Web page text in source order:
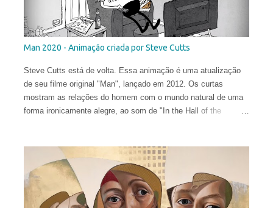
Man 2020 - Animação criada por Steve Cutts
Steve Cutts está de volta. Essa animação é uma atualização
de seu filme original "Man", lançado em 2012. Os curtas
mostram as relações do homem com o mundo natural de uma
forma ironicamente alegre, ao som de "In the Hall of the